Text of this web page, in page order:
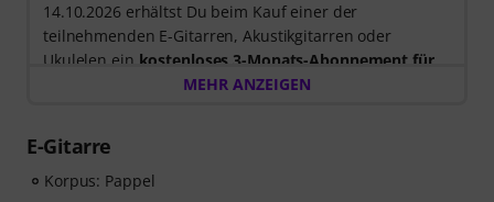
14.10.2026 erhältst Du beim Kauf einer der
teilnehmenden E-Gitarren, Akustikgitarren oder
Ukulelen ein kostenloses 3-Monats-Abonnement für
einen Onlinekurs von music2me im Wert von EUR
zugesendet. Das music2me Abo endet nach Ablauf
automatisch.
MEHR ANZEIGEN
E-Gitarre
Korpus: Pappel